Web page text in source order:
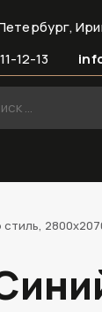
12-13